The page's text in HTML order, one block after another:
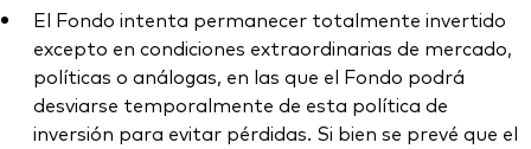
El Fondo intenta permanecer totalmente invertido
excepto en condiciones extraordinarias de mercado,
políticas o análogas, en las que el Fondo podrá
desviarse temporalmente de esta política de
inversión para evitar pérdidas. Si bien se prevé que el